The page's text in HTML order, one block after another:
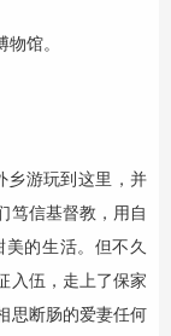
馆。
游玩到这里，并
笃信基督教，用自
的生活。但不久
入伍，走上了保家
思断肠的爱妻任何